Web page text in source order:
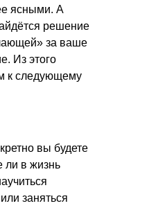
ясными. А
решение
за ваше
Из этого
к следующему
вы будете
ли в жизнь
заняться